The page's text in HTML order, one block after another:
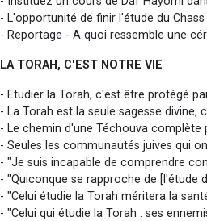
- L'opportunité de finir l'étude du Chass
- Reportage - A quoi ressemble une
LA TORAH, C'EST NOTRE VIE
- Etudier la Torah, c'est être protégé
- La Torah est la seule sagesse
- Le chemin d'une Téchouva
- Seules les communautés juives qui
- "Je suis incapable de comprendre
- "Quiconque se rapproche de [l'étude
- "Celui étudie la Torah méritera la
- "Celui qui étudie la Torah : ses